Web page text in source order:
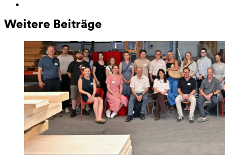
Weitere Beiträge